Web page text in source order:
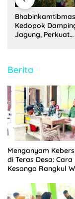
Bhabinkamtibmas
Kedopok
Jagung, Perkuat
Berita
Menganyam
di Teras Desa: Cara
Kesongo Rangkul
Bojonegoro